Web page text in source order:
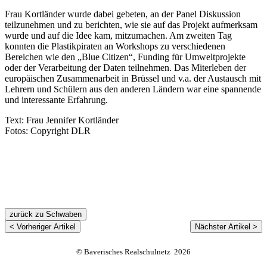
Frau Kortländer wurde dabei gebeten, an der Panel Diskussion
teilzunehmen und zu berichten, wie sie auf das Projekt aufmerksam
wurde und auf die Idee kam, mitzumachen. Am zweiten Tag
konnten die Plastikpiraten an Workshops zu verschiedenen
Bereichen wie den „Blue Citizen“, Funding für Umweltprojekte
oder der Verarbeitung der Daten teilnehmen. Das Miterleben der
europäischen Zusammenarbeit in Brüssel und v.a. der Austausch mit
Lehrern und Schülern aus den anderen Ländern war eine spannende
und interessante Erfahrung.
Text: Frau Jennifer Kortländer
Fotos: Copyright DLR
zurück zu Schwaben
< Vorheriger Artikel
Nächster Artikel >
© Bayerisches Realschulnetz 2026